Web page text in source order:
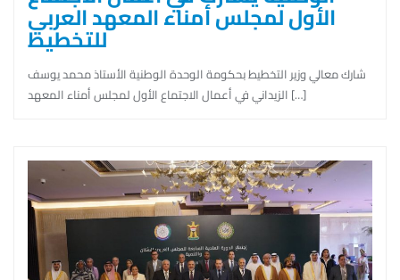
الأول لمجلس أمناء المعهد العربي
للتخطيط
شارك معالي وزير التخطيط بحكومة الوحدة الوطنية الأستاذ محمد يوسف
الزيداني في أعمال الاجتماع الأول لمجلس أمناء المعهد […]